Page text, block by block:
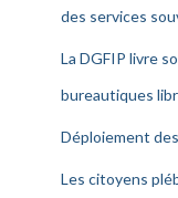
des services
La DGFIP livre
bureautiques
Déploiement
Les citoyens